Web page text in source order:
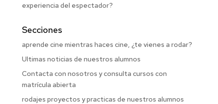
experiencia del espectador?
Secciones
aprende cine mientras haces cine, ¿te vienes a rodar?
Ultimas noticias de nuestros alumnos
Contacta con nosotros y consulta cursos con
matrícula abierta
rodajes proyectos y practicas de nuestros alumnos